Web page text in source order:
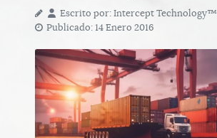
Escrito por:Intercept Technology™
Publicado: 14 Enero 2016